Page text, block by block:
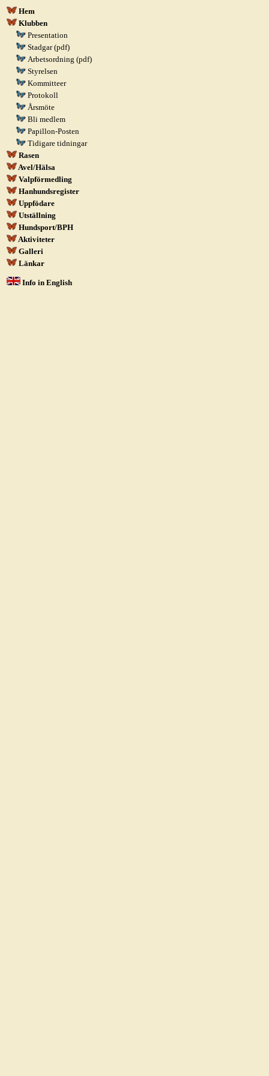
Hem
Klubben
Presentation
Stadgar (pdf)
Arbetsordning (pdf)
Styrelsen
Kommitteer
Protokoll
Årsmöte
Bli medlem
Papillon-Posten
Tidigare tidningar
Rasen
Avel/Hälsa
Valpförmedling
Hanhundsregister
Uppfödare
Utställning
Hundsport/BPH
Aktiviteter
Galleri
Länkar
Info in English